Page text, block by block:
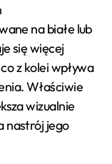
na białe lub
się więcej
z kolei wpływa
Właściwie
wizualnie
nastrój jego